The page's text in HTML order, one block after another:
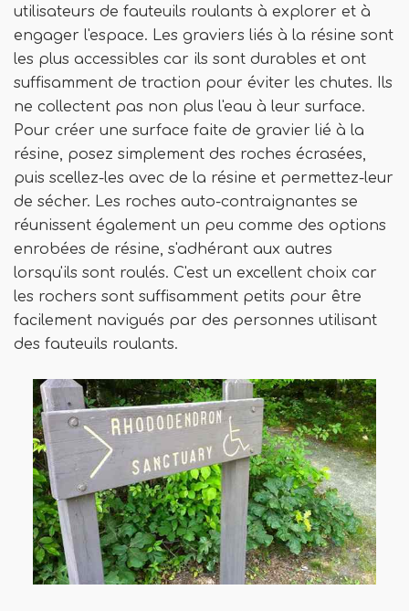
utilisateurs de fauteuils roulants à explorer et à
engager l'espace. Les graviers liés à la résine sont
les plus accessibles car ils sont durables et ont
suffisamment de traction pour éviter les chutes. Ils
ne collectent pas non plus l'eau à leur surface.
Pour créer une surface faite de gravier lié à la
résine, posez simplement des roches écrasées,
puis scellez-les avec de la résine et permettez-leur
de sécher. Les roches auto-contraignantes se
réunissent également un peu comme des options
enrobées de résine, s'adhérant aux autres
lorsqu'ils sont roulés. C'est un excellent choix car
les rochers sont suffisamment petits pour être
facilement navigués par des personnes utilisant
des fauteuils roulants.